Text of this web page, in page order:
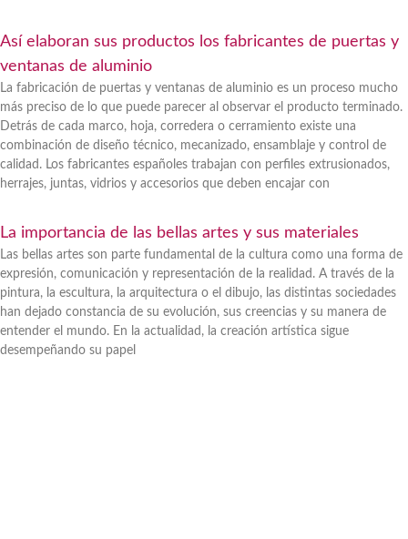
Así elaboran sus productos los fabricantes de puertas y
ventanas de aluminio
La fabricación de puertas y ventanas de aluminio es un proceso mucho
más preciso de lo que puede parecer al observar el producto terminado.
Detrás de cada marco, hoja, corredera o cerramiento existe una
combinación de diseño técnico, mecanizado, ensamblaje y control de
calidad. Los fabricantes españoles trabajan con perfiles extrusionados,
herrajes, juntas, vidrios y accesorios que deben encajar con
La importancia de las bellas artes y sus materiales
Las bellas artes son parte fundamental de la cultura como una forma de
expresión, comunicación y representación de la realidad. A través de la
pintura, la escultura, la arquitectura o el dibujo, las distintas sociedades
han dejado constancia de su evolución, sus creencias y su manera de
entender el mundo. En la actualidad, la creación artística sigue
desempeñando su papel